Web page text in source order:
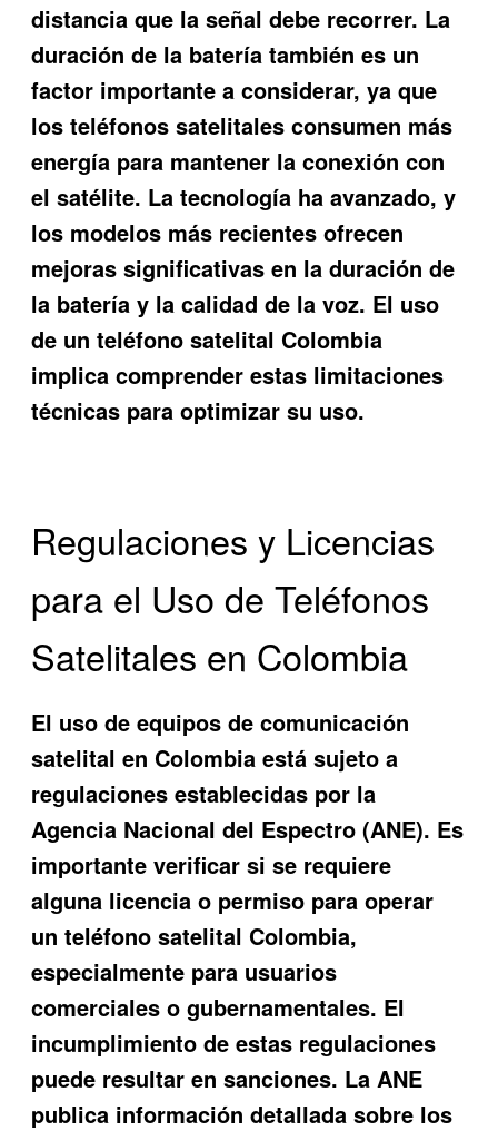
distancia que la señal debe recorrer. La
duración de la batería también es un
factor importante a considerar, ya que
los teléfonos satelitales consumen más
energía para mantener la conexión con
el satélite. La tecnología ha avanzado, y
los modelos más recientes ofrecen
mejoras significativas en la duración de
la batería y la calidad de la voz. El uso
de unteléfono satelital Colombia
implica comprender estas limitaciones
técnicas para optimizar su uso.
Regulaciones y Licencias
para el Uso de Teléfonos
Satelitales en Colombia
El uso de equipos de comunicación
satelital en Colombia está sujeto a
regulaciones establecidas por la
Agencia Nacional del Espectro (ANE). Es
importante verificar si se requiere
alguna licencia o permiso para operar
unteléfono satelital Colombia,
especialmente para usuarios
comerciales o gubernamentales. El
incumplimiento de estas regulaciones
puede resultar en sanciones. La ANE
publica información detallada sobre los